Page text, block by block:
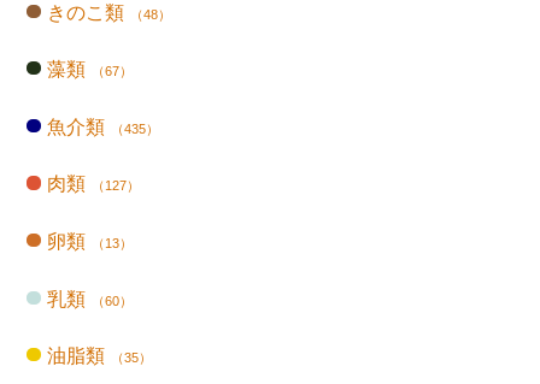
きのこ類 （48）
藻類 （67）
魚介類 （435）
肉類 （127）
卵類 （13）
乳類 （60）
油脂類 （35）